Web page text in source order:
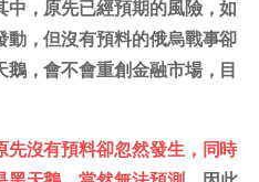
中，原先已經預期的風險，如
動，但沒有預料的俄烏戰事卻
，會不會重創金融市場，目
先沒有預料卻忽然發生，同時